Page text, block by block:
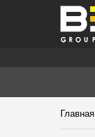
Главная